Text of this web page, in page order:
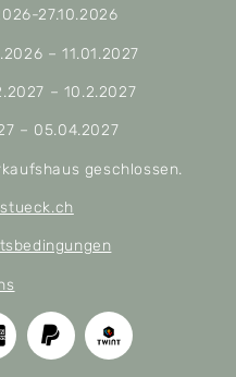
27.10.2026
– 11.01.2027
– 10.2.2027
– 05.04.2027
geschlossen.